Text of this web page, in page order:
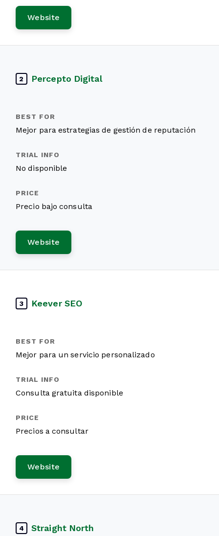
Website
2 Percepto Digital
Mejor para estrategias de gestión de reputación
No disponible
Precio bajo consulta
Website
3 Keever SEO
Mejor para un servicio personalizado
Consulta gratuita disponible
Precios a consultar
Website
4 Straight North